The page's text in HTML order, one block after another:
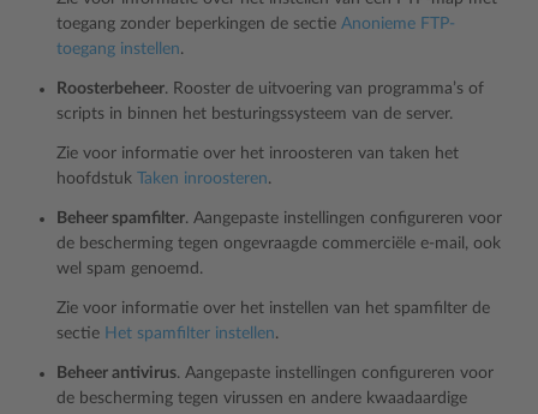
toegang zonder beperkingen de sectie Anonieme FTP-
toegang instellen.
Roosterbeheer. Rooster de uitvoering van programma’s of
scripts in binnen het besturingssysteem van de server.
Zie voor informatie over het inroosteren van taken het
hoofdstuk
Taken inroosteren.
Beheer spamfilter. Aangepaste instellingen configureren voor
de bescherming tegen ongevraagde commerciële e-mail, ook
wel spam genoemd.
Zie voor informatie over het instellen van het spamfilter de
sectie Het spamfilter instellen.
Beheer antivirus. Aangepaste instellingen configureren voor
de bescherming tegen virussen en andere kwaadaardige